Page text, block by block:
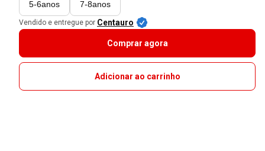
5-6anos 7-8anos
Vendido e entregue por Centauro
Comprar agora
Adicionar ao carrinho